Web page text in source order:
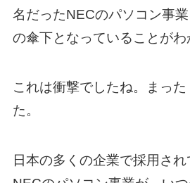
名だったNECのパソコン事
の傘下となっていることがわ
これは衝撃でしたね。まっ
た。
日本の多くの企業で採用さ